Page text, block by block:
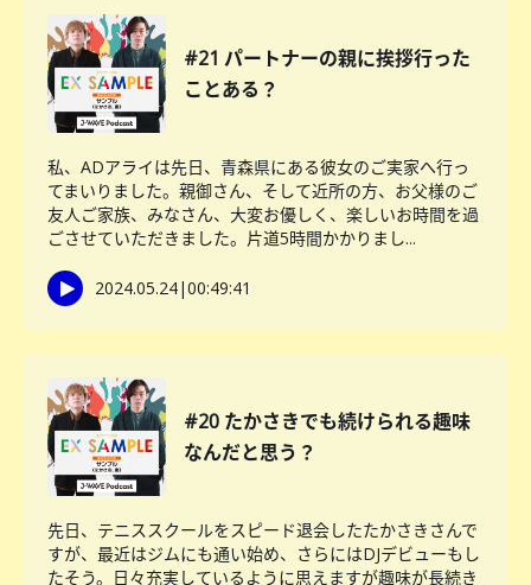
#21 パートナーの親に挨拶行った
ことある？
私、ADアライは先日、青森県にある彼女のご実家へ行っ
てまいりました。親御さん、そして近所の方、お父様のご
友人ご家族、みなさん、大変お優しく、楽しいお時間を過
ごさせていただきました。片道5時間かかりまし...
2024.05.24|00:49:41
#20 たかさきでも続けられる趣味
なんだと思う？
先日、テニススクールをスピード退会したたかさきさんで
すが、最近はジムにも通い始め、さらにはDJデビューもし
たそう。日々充実しているように思えますが趣味が長続き